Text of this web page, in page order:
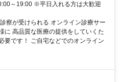
～19:00 ※平日入れる方は大歓迎
察が受けられる オンライン診療サー
に 高品質な医療の提供をしていくた
要です！ ご自宅などでのオンライン